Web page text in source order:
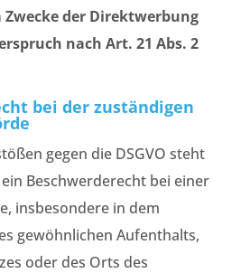
der Direktwerbung
nach Art. 21 Abs. 2
bei der zuständigen
gegen die DSGVO steht
Beschwerderecht bei einer
insbesondere in dem
gewöhnlichen Aufenthalts,
oder des Orts des